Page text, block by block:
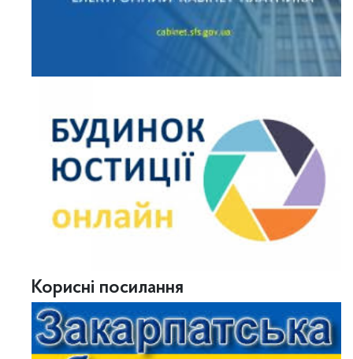
Корисні посилання